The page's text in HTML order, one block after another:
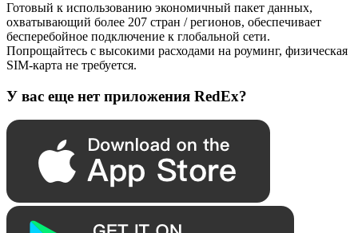
Готовый к использованию экономичный пакет данных,
охватывающий более 207 стран / регионов, обеспечивает
бесперебойное подключение к глобальной сети.
Попрощайтесь с высокими расходами на роуминг, физическая
SIM-карта не требуется.
У вас еще нет приложения RedEx?